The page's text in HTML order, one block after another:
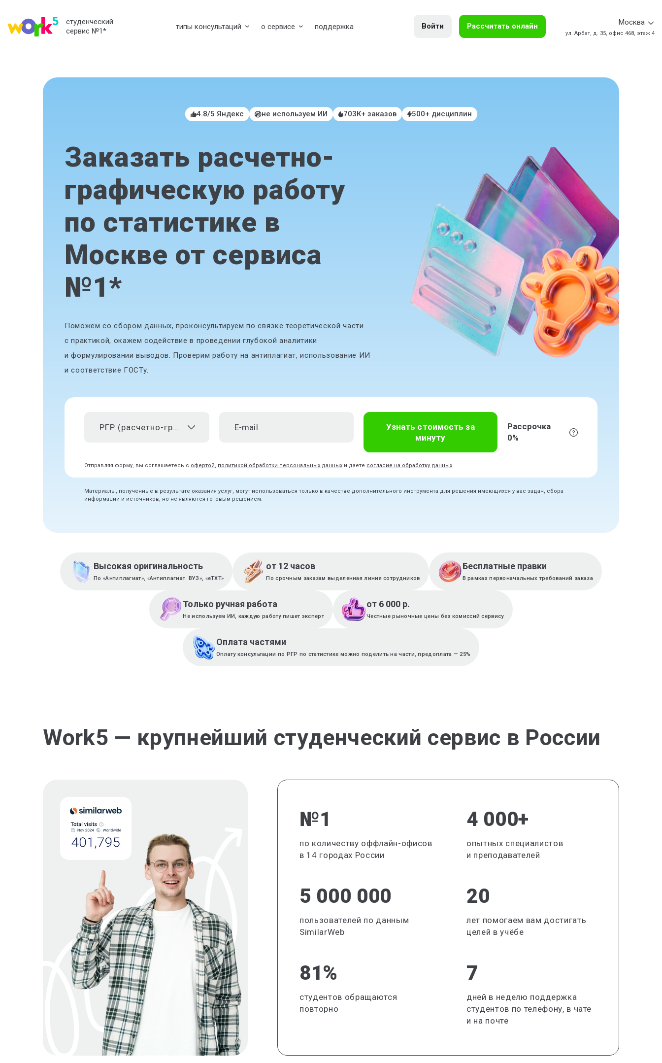
студенческий
сервис №1* типы консультаций о сервисе поддержка Войти Рассчитать онлайн Москва
ул. Арбат, д. 35, офис 468, этаж 4
4.8/5 Яндекс не используем ИИ 703К+ заказов 500+ дисциплин
Заказать расчетно-
графическую работу
по статистике в
Москве от сервиса
№1*
Поможем со сбором данных, проконсультируем по связке теоретической части
с практикой, окажем содействие в проведении глубокой аналитики
и формулировании выводов. Проверим работу на антиплагиат, использование ИИ
и соответствие ГОСТу.
РГР (расчетно-графическая работа)
Узнать стоимость за
минуту
Рассрочка
0%
Отправляя форму, вы соглашаетесь с офертой, политикой обработки персональных данных и даете согласие на обработку данных
Материалы, полученные в результате оказания услуг, могут использоваться только в качестве дополнительного инструмента для решения имеющихся у вас задач, сбора
информации и источников, но не являются готовым решением.
Высокая оригинальность
По «Антиплагиат», «Антиплагиат. ВУЗ», «eTXT»
от 12 часов
По срочным заказам выделенная линия сотрудников
Бесплатные правки
В рамках первоначальных требований заказа
Только ручная работа
Не используем ИИ, каждую работу пишет эксперт
от 6 000 р.
Честные рыночные цены без комиссий сервису
Оплата частями
Оплату консультации по РГР по статистике можно поделить на части, предоплата — 25%
Work5 — крупнейший студенческий сервис в России
№1
по количеству оффлайн-офисов
в 14 городах России
4 000+
опытных специалистов
и преподавателей
5 000 000
пользователей по данным
SimilarWeb
20
лет помогаем вам достигать
целей в учёбе
81%
студентов обращаются
повторно
7
дней в неделю поддержка
студентов по телефону, в чате
и на почте